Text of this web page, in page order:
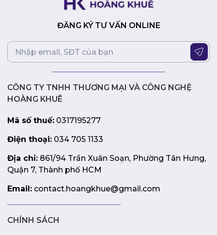
ĐĂNG KÝ TƯ VẤN ONLINE
CÔNG TY TNHH THƯƠNG MẠI VÀ CÔNG NGHỆ
HOÀNG KHUÊ
Mã số thuế: 0317195277
Điện thoại: 034 705 1133
Địa chỉ: 861/94 Trần Xuân Soạn, Phường Tân Hưng,
Quận 7, Thành phố HCM
Email: contact.hoangkhue@gmail.com
CHÍNH SÁCH